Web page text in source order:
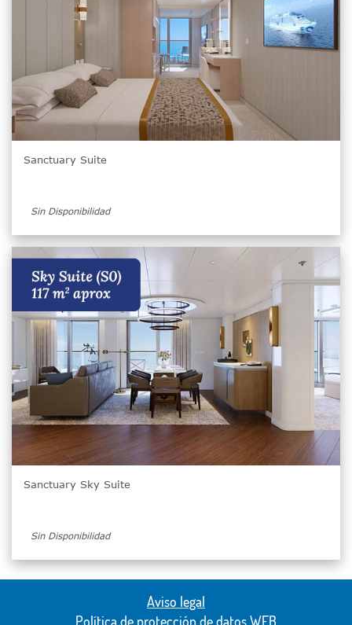
Sanctuary Suite
Sin Disponibilidad
Sanctuary Sky Suite
Sin Disponibilidad
Aviso legal
Política de protección de datos WEB